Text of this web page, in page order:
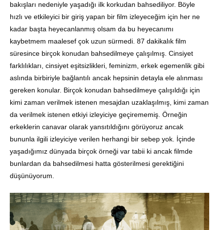
bakışları nedeniyle yaşadığı ilk korkudan bahsediliyor. Böyle
hızlı ve etkileyici bir giriş yapan bir film izleyeceğim için her ne
kadar başta heyecanlanmış olsam da bu heyecanımı
kaybetmem maalesef çok uzun sürmedi. 87 dakikalık film
süresince birçok konudan bahsedilmeye çalışılmış. Cinsiyet
farklılıkları, cinsiyet eşitsizlikleri, feminizm, erkek egemenlik gibi
aslında birbiriyle bağlantılı ancak hepsinin detayla ele alınması
gereken konular. Birçok konudan bahsedilmeye çalışıldığı için
kimi zaman verilmek istenen mesajdan uzaklaşılmış, kimi zaman
da verilmek istenen etkiyi izleyiciye geçirememiş. Örneğin
erkeklerin canavar olarak yansıtıldığını görüyoruz ancak
bununla ilgili izleyiciye verilen herhangi bir sebep yok. İçinde
yaşadığımız dünyada birçok örneği var tabii ki ancak filmde
bunlardan da bahsedilmesi hatta gösterilmesi gerektiğini
düşünüyorum.